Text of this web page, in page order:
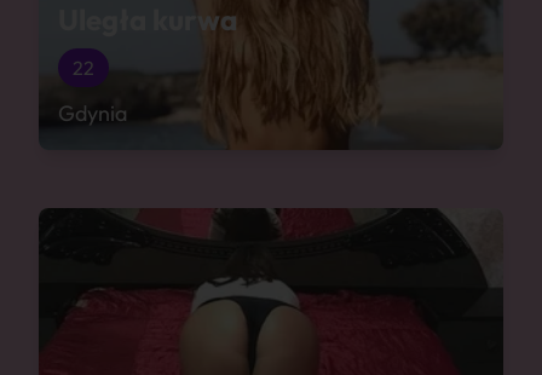
Uległa kurwa
22
Gdynia